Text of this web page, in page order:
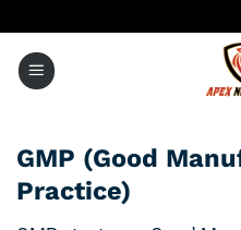
inhoud
GMP (Good
Practice)